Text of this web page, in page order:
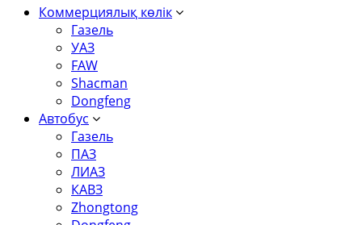
Коммерциялық көлік
Газель
УАЗ
FAW
Shacman
Dongfeng
Автобус
Газель
ПАЗ
ЛИАЗ
КАВЗ
Zhongtong